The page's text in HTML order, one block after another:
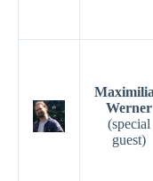
Werner
(special
guest)